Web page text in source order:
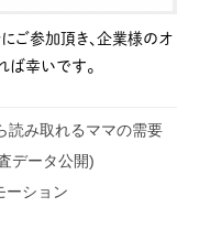
ご参加頂き、企業様のオ
ば幸いです。
読み取れるママの需要
データ公開)
ーション